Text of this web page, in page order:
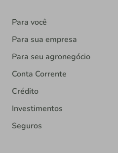
Para você
Para sua empresa
Para seu agronegócio
Conta Corrente
Crédito
Investimentos
Seguros